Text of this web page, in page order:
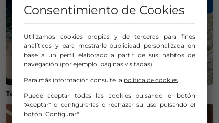
Temperaturas históricas del agua en el Mar Cantábrico
Consentimiento de Cookies
Utilizamos cookies propias y de terceros para fines
analíticos y para mostrarle publicidad personalizada en
base a un perfil elaborado a partir de sus hábitos de
navegación (por ejemplo, páginas visitadas).
Para más información consulte la política de cookies.
Puede aceptar todas las cookies pulsando el botón
"Aceptar" o configurarlas o rechazar su uso pulsando el
botón "Configurar".